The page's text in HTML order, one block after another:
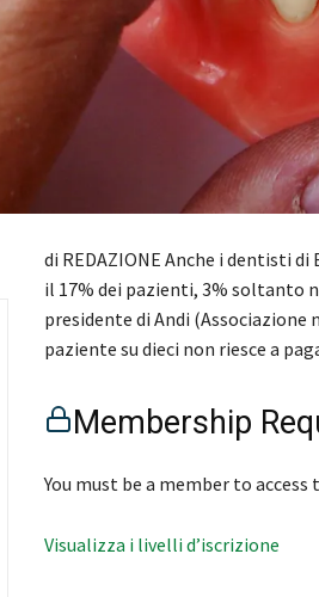
di REDAZIONE Anche i dentisti
il 17% dei pazienti, 3% soltanto
presidente di Andi
paziente su dieci non riesce a
Membership
You must be a member to
Visualizza i livelli d’iscrizione